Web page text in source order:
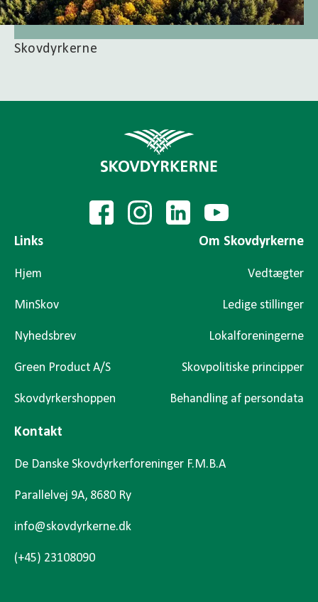
Skovdyrkerne
Links
Hjem
MinSkov
Nyhedsbrev
Green Product A/S
Skovdyrkershoppen
Om Skovdyrkerne
Vedtægter
Ledige stillinger
Lokalforeningerne
Skovpolitiske principper
Behandling af persondata
Kontakt
De Danske Skovdyrkerforeninger F.M.B.A
Parallelvej 9A, 8680 Ry
info@skovdyrkerne.dk
(+45) 23108090